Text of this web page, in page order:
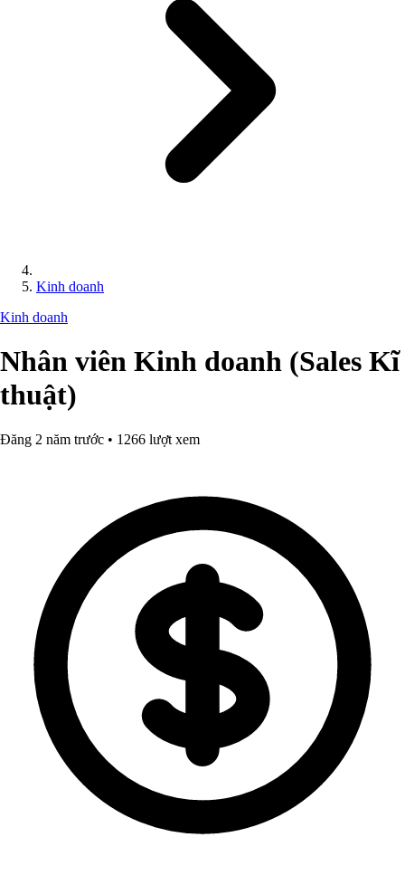
Kinh doanh
Kinh doanh
Nhân viên Kinh doanh (Sales Kĩ
thuật)
Đăng 2 năm trước • 1266 lượt xem